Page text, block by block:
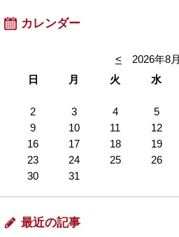
カレンダー
< 2026年8月
日
月 火 水
2
3 4 5
9
10 11 12
16
17 18 19
23
24 25 26
30
31
最近の記事